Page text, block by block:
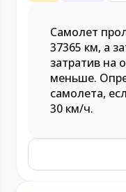
Самолет
37365 км, а
затратив на
меньше.
самолета,
30 км/ч.